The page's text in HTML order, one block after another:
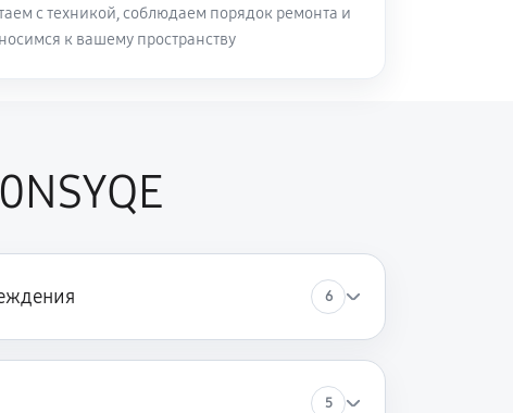
с техникой, соблюдаем порядок ремонта и
к вашему пространству
6
5